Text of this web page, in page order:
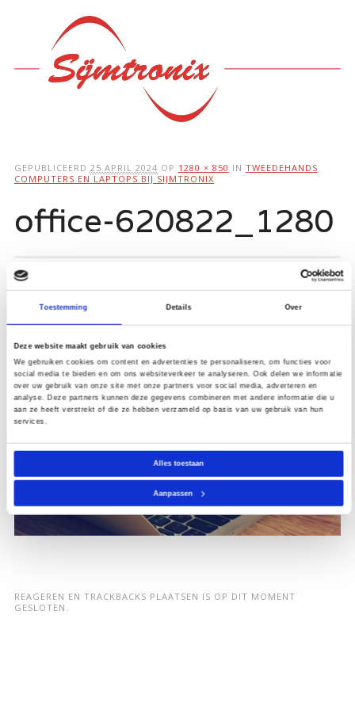
Toestemming Details Over
Deze website maakt gebruik van cookies
We gebruiken cookies om content en advertenties te personaliseren, om functies voor
social media te bieden en om ons websiteverkeer te analyseren. Ook delen we informatie
over uw gebruik van onze site met onze partners voor social media, adverteren en
analyse. Deze partners kunnen deze gegevens combineren met andere informatie die u
aan ze heeft verstrekt of die ze hebben verzameld op basis van uw gebruik van hun
services.
Alles toestaan
Aanpassen
Hoofdmenu
GEPUBLICEERD 25 APRIL 2024 OP 1280 × 850 IN TWEEDEHANDS
COMPUTERS EN LAPTOPS BIJ SIJMTRONIX
office-620822_1280
REAGEREN EN TRACKBACKS PLAATSEN IS OP DIT MOMENT
GESLOTEN.